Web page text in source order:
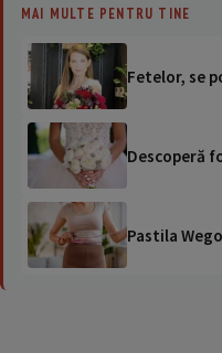
MAI MULTE PENTRU TINE
Fetelor, se
Descoperă
Pastila